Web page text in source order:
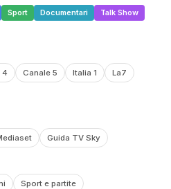
Sport Documentari
Talk Show
4 Canale 5 Italia 1
La7
Guida TV Sky
Sport e partite